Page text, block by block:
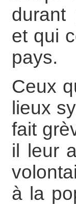
durant
et qui
pays.
Ceux
lieux
fait
il leur
à la